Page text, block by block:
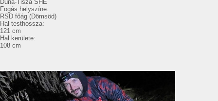
Duna-Tisza SHE
Fogás helyszíne:
RSD főág (Dömsöd)
Hal testhossza:
121 cm
Hal kerülete:
108 cm